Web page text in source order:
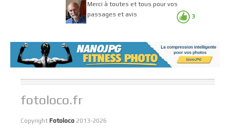
3
Merci à toutes et tous pour vos
passages et avis
fotoloco.fr
Copyright Fotoloco 2013-2026